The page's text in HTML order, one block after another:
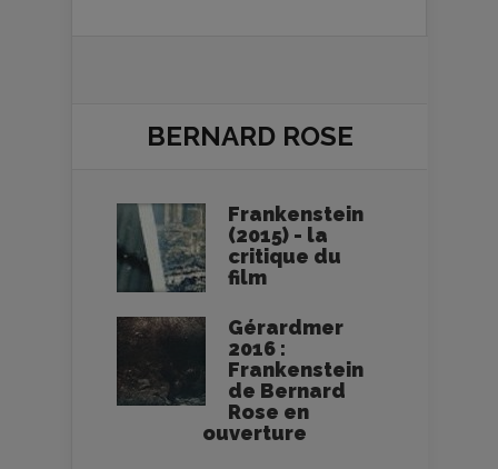
BERNARD ROSE
Frankenstein
(2015) - la
critique du
film
Gérardmer
2016 :
Frankenstein
de Bernard
Rose en
ouverture